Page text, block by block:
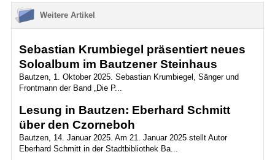
Weitere Artikel
Sebastian Krumbiegel präsentiert neues
Soloalbum im Bautzener Steinhaus
Bautzen, 1. Oktober 2025. Sebastian Krumbiegel, Sänger und
Frontmann der Band „Die P...
Lesung in Bautzen: Eberhard Schmitt
über den Czorneboh
Bautzen, 14. Januar 2025. Am 21. Januar 2025 stellt Autor
Eberhard Schmitt in der Stadtbibliothek Ba...